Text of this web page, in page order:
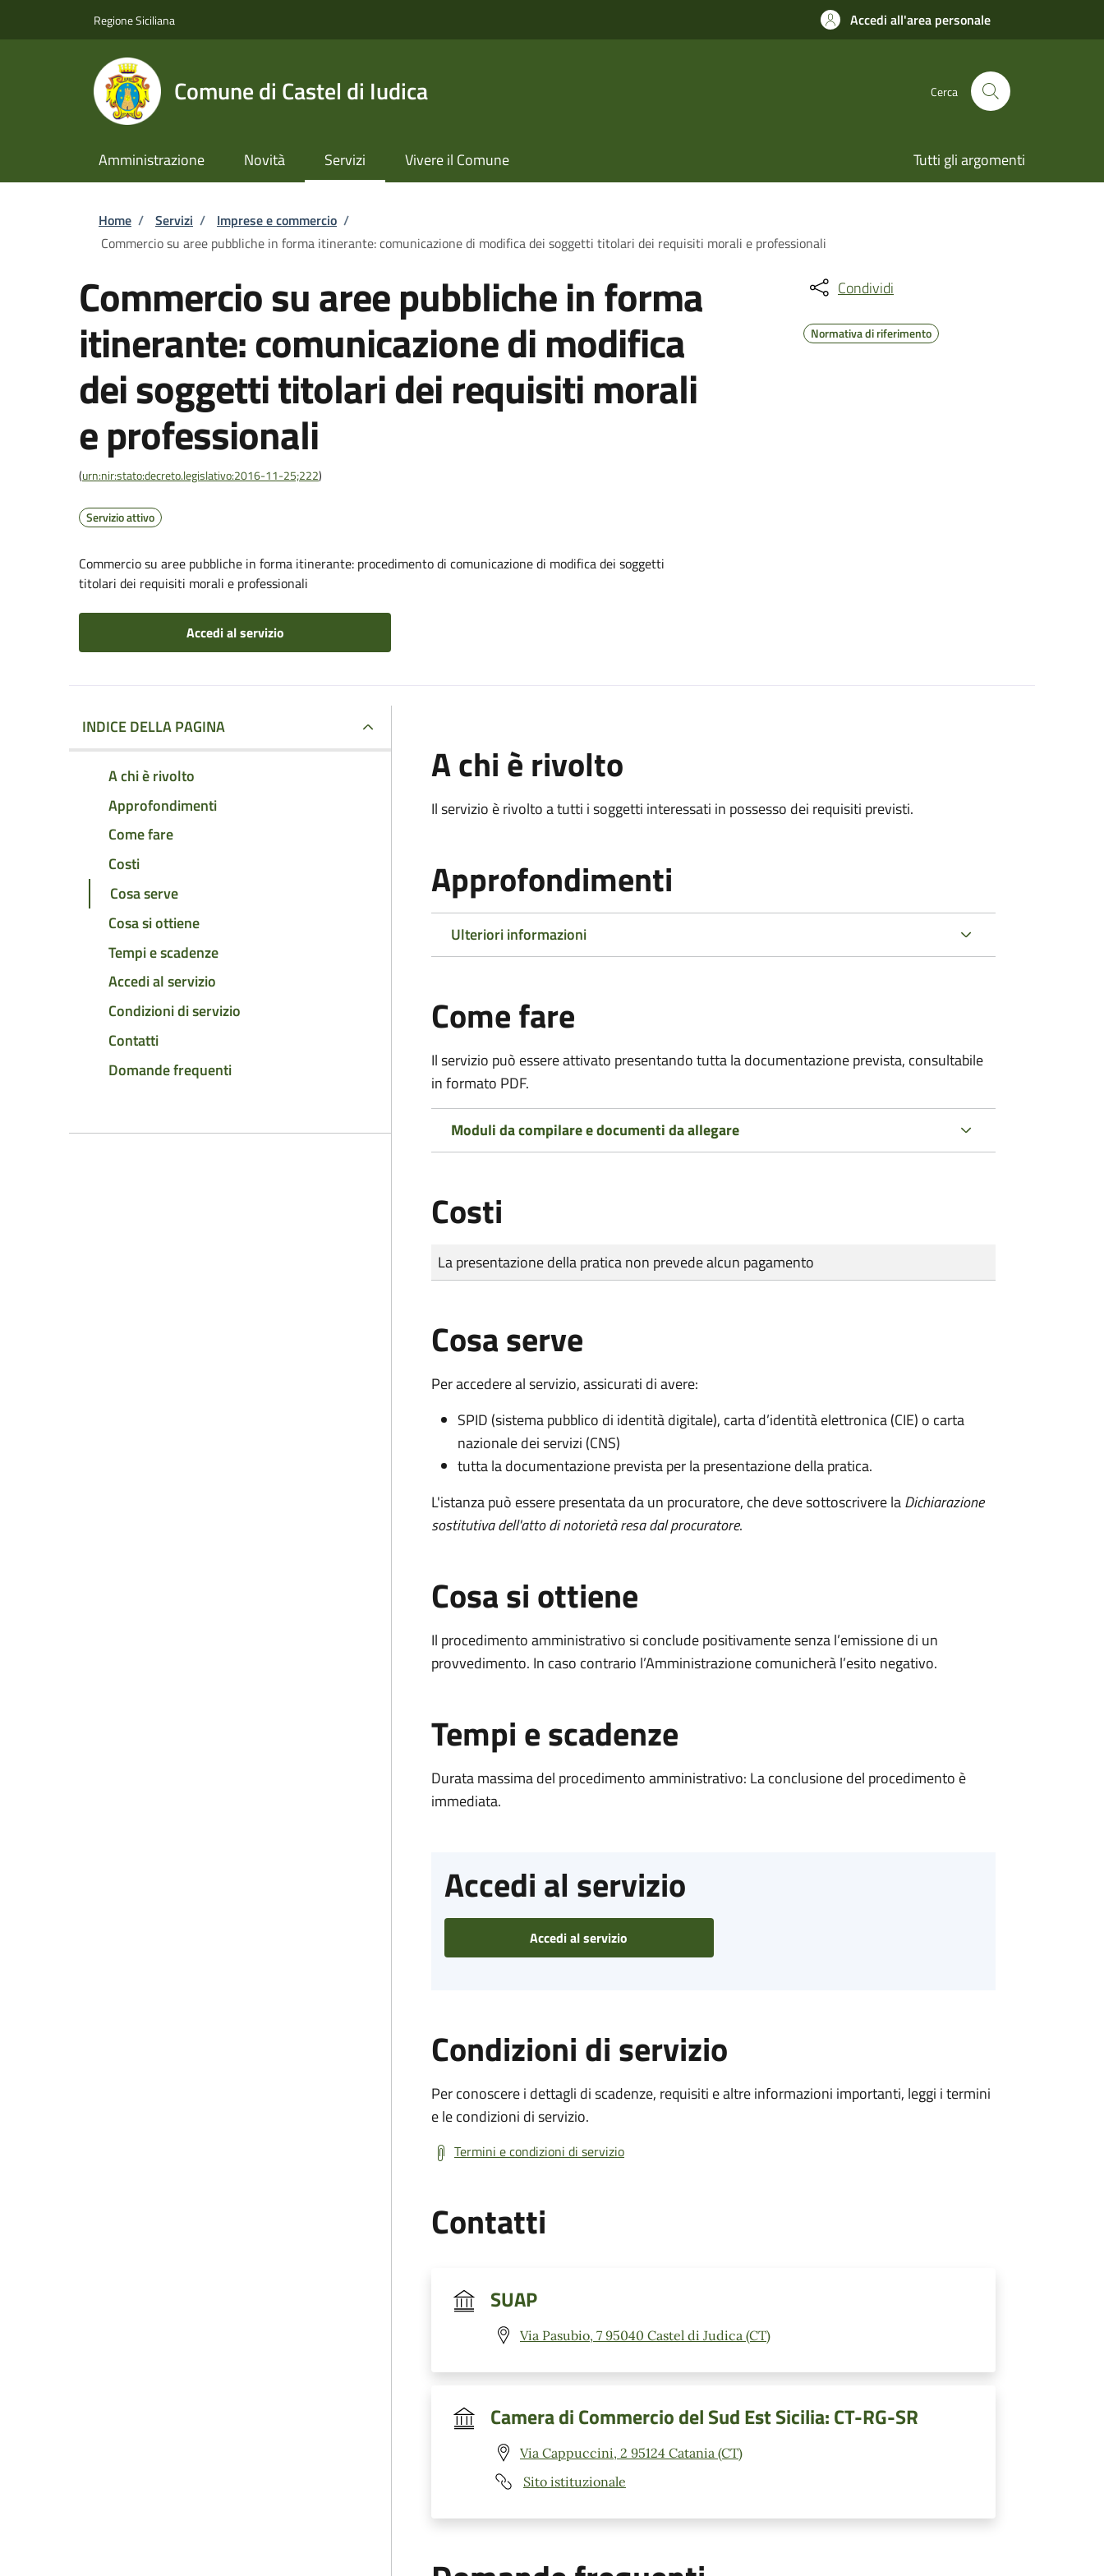
Regione Siciliana Accedi all'area personale
Comune di Castel di Iudica Cerca
Amministrazione Novità Servizi Vivere il Comune Tutti gli argomenti
Briciole di pane
Home / Servizi / Imprese e commercio /
Commercio su aree pubbliche in forma itinerante: comunicazione di modifica dei soggetti titolari dei requisiti morali e professionali
Commercio su aree pubbliche in forma
itinerante: comunicazione di modifica
dei soggetti titolari dei requisiti morali
e professionali
(urn:nir:stato:decreto.legislativo:2016-11-25;222)
Servizio attivo
Commercio su aree pubbliche in forma itinerante: procedimento di comunicazione di modifica dei soggetti
titolari dei requisiti morali e professionali
Accedi al servizio
Condividi
Normativa di riferimento
INDICE DELLA PAGINA
A chi è rivolto
Approfondimenti
Come fare
Costi
Cosa serve
Cosa si ottiene
Tempi e scadenze
Accedi al servizio
Condizioni di servizio
Contatti
Domande frequenti
A chi è rivolto
Il servizio è rivolto a tutti i soggetti interessati in possesso dei requisiti previsti.
Approfondimenti
Ulteriori informazioni
Come fare
Il servizio può essere attivato presentando tutta la documentazione prevista, consultabile
in formato PDF.
Moduli da compilare e documenti da allegare
Costi
Tipo di pagamento
Importo
La presentazione della pratica non prevede alcun pagamento
Cosa serve
Per accedere al servizio, assicurati di avere:
SPID (sistema pubblico di identità digitale), carta d’identità elettronica (CIE) o carta
nazionale dei servizi (CNS)
tutta la documentazione prevista per la presentazione della pratica.
L'istanza può essere presentata da un procuratore, che deve sottoscrivere laDichiarazione
sostitutiva dell'atto di notorietà resa dal procuratore.
Cosa si ottiene
Il procedimento amministrativo si conclude positivamente senza l’emissione di un
provvedimento. In caso contrario l’Amministrazione comunicherà l’esito negativo.
Tempi e scadenze
Durata massima del procedimento amministrativo: La conclusione del procedimento è
immediata.
Accedi al servizio
Accedi al servizio
Condizioni di servizio
Per conoscere i dettagli di scadenze, requisiti e altre informazioni importanti, leggi i termini
e le condizioni di servizio.
Termini e condizioni di servizio
Contatti
SUAP
Via Pasubio, 7 95040 Castel di Judica (CT)
Camera di Commercio del Sud Est Sicilia: CT-RG-SR
Via Cappuccini, 2 95124 Catania (CT)
Sito istituzionale